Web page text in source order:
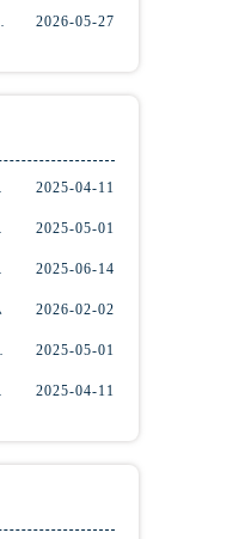
访报告 2026-05-27
表 2025-04-11
间） 2025-05-01
伪 2025-06-14
2026-02-02
回顾） 2025-05-01
美！ 2025-04-11